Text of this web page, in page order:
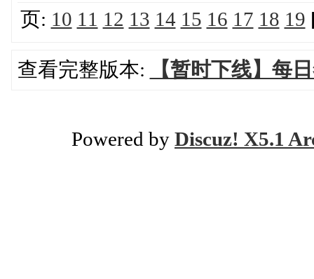
页: 10 11 12 13 14 15 16 17 18 19
查看完整版本: 【暂时下线】每
Powered by Discuz! X5.1